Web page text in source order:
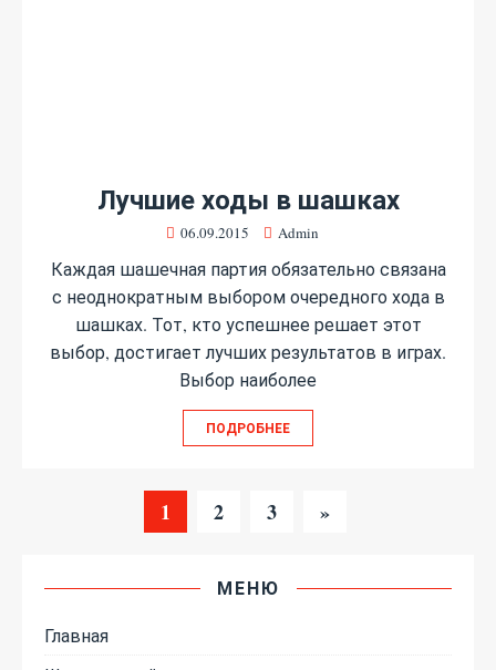
Лучшие ходы в шашках
06.09.2015 Admin
Каждая шашечная партия обязательно связана
с неоднократным выбором очередного хода в
шашках. Тот, кто успешнее решает этот
выбор, достигает лучших результатов в играх.
Выбор наиболее
ПОДРОБНЕЕ
1 2 3 »
МЕНЮ
Главная